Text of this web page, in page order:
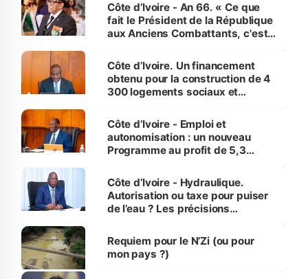
Côte d’Ivoire - An 66. « Ce que
fait le Président de la République
aux Anciens Combattants, c'est
Côte d’Ivoire. Un financement
obtenu pour la construction de 4
300 logements sociaux et
et Yamoussoukro
Côte d’Ivoire - Emploi et
autonomisation : un nouveau
Programme au profit de 5,3
Côte d’Ivoire - Hydraulique.
Autorisation ou taxe pour puiser
de l’eau ? Les précisions
Requiem pour le N’Zi (ou pour
mon pays ?)